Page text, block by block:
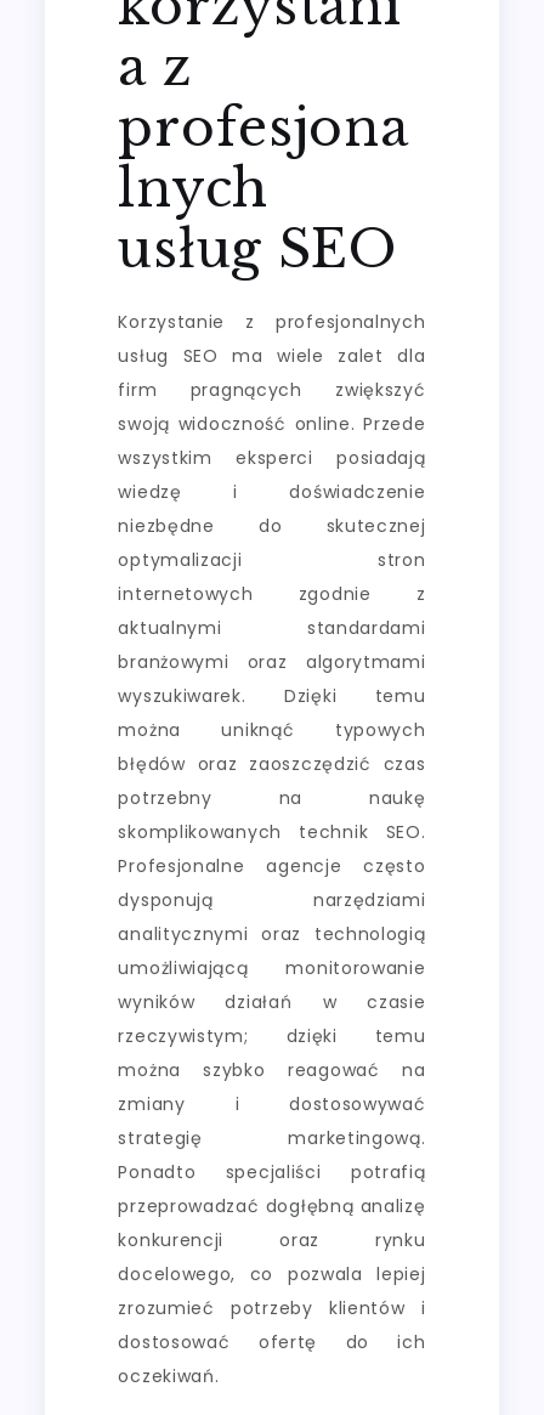
a z
profesjona
lnych
usług SEO
Korzystanie z profesjonalnych
usług SEO ma wiele zalet dla
firm pragnących zwiększyć
swoją widoczność online. Przede
wszystkim eksperci posiadają
wiedzę i doświadczenie
niezbędne do skutecznej
optymalizacji stron
internetowych zgodnie z
aktualnymi standardami
branżowymi oraz algorytmami
wyszukiwarek. Dzięki temu
można uniknąć typowych
błędów oraz zaoszczędzić czas
potrzebny na naukę
skomplikowanych technik SEO.
Profesjonalne agencje często
dysponują narzędziami
analitycznymi oraz technologią
umożliwiającą monitorowanie
wyników działań w czasie
rzeczywistym; dzięki temu
można szybko reagować na
zmiany i dostosowywać
strategię marketingową.
Ponadto specjaliści potrafią
przeprowadzać dogłębną analizę
konkurencji oraz rynku
docelowego, co pozwala lepiej
zrozumieć potrzeby klientów i
dostosować ofertę do ich
oczekiwań.